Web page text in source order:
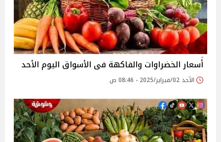
أسعار الخضراوات والفاكهة فى الأسواق‎‎ اليوم الأحد
الأحد 02/فبراير/2025 - 08:46 ص